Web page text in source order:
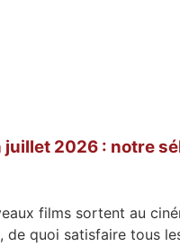
juillet 2026 : notre
films sortent au
de quoi satisfaire tous